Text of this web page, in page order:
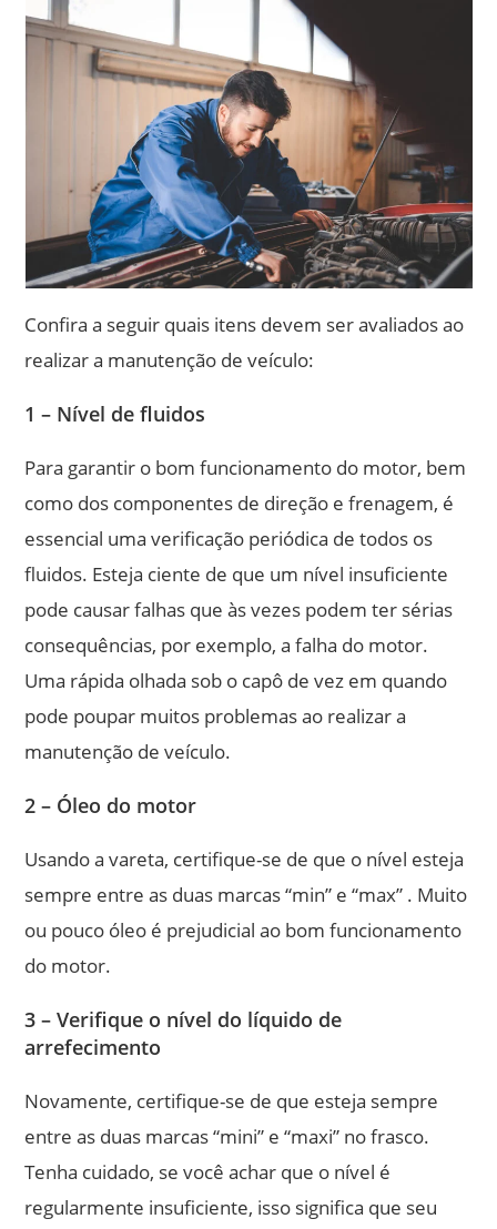
Confira a seguir quais itens devem ser avaliados ao
realizar a manutenção de veículo:
1 – Nível de fluidos
Para garantir o bom funcionamento do motor, bem
como dos componentes de direção e frenagem, é
essencial uma verificação periódica de todos os
fluidos. Esteja ciente de que um nível insuficiente
pode causar falhas que às vezes podem ter sérias
consequências, por exemplo, a falha do motor.
Uma rápida olhada sob o capô de vez em quando
pode poupar muitos problemas ao realizar a
manutenção de veículo.
2 – Óleo do motor
Usando a vareta, certifique-se de que o nível esteja
sempre entre as duas marcas “min” e “max” . Muito
ou pouco óleo é prejudicial ao bom funcionamento
do motor.
3 – Verifique o nível do líquido de
arrefecimento
Novamente, certifique-se de que esteja sempre
entre as duas marcas “mini” e “maxi” no frasco.
Tenha cuidado, se você achar que o nível é
regularmente insuficiente, isso significa que seu